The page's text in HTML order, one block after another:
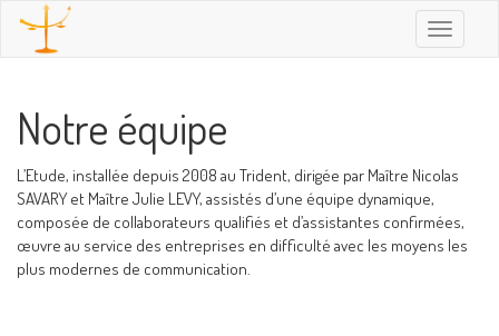
Toggle
Notre équipe
L’Etude, installée depuis 2008 au Trident, dirigée par Maître Nicolas
SAVARY et Maître Julie LEVY, assistés d’une équipe dynamique,
composée de collaborateurs qualifiés et d’assistantes confirmées,
œuvre au service des entreprises en difficulté avec les moyens les
plus modernes de communication.